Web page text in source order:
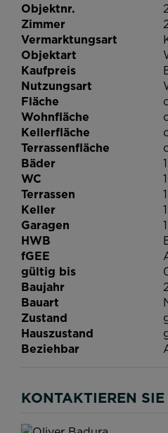
Objektnr.
Zimmer
Vermarktungsart
Objektart
Kaufpreis
Nutzungsart
Fläche
Wohnfläche
Kellerfläche
Terrassenfläche
Bäder
1
WC
1
Terrassen
1
Keller
1
Garagen
1
HWB
fGEE
gültig bis
Baujahr
Bauart
Zustand
Hauszustand
Beziehbar
KONTAKTIEREN SIE